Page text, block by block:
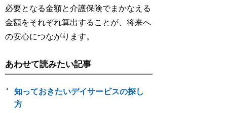
必要となる金額と介護保険でまかなえる
金額をそれぞれ算出することが、将来へ
の安心につながります。
あわせて読みたい記事
知っておきたいデイサービスの探し
方